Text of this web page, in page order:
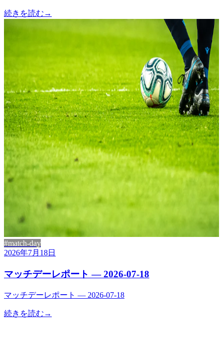
続きを読む →
#match-day
2026年7月18日
マッチデーレポート — 2026-07-18
マッチデーレポート — 2026-07-18
続きを読む →